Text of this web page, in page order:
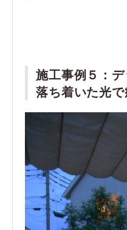
施工事例５：
落ち着いた光